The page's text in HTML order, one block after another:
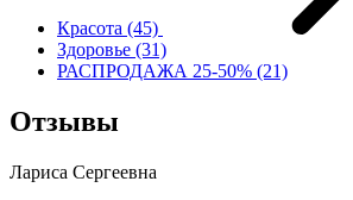
Красота (45)
Здоровье (31)
РАСПРОДАЖА 25-50% (21)
Отзывы
Лариса Сергеевна